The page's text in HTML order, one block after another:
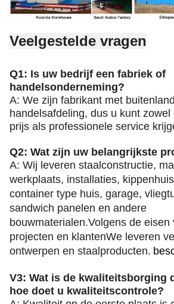
Veelgestelde vragen
Q1: Is uw bedrijf een fabriek of
handelsonderneming?
A: We zijn fabrikant met
handelsafdeling, dus u kunt
prijs als professionele service
Q2: Wat zijn uw belangrijkste
A: Wij leveren staalconstructie,
werkplaats, installaties,
container type huis, garage,
sandwich panelen en andere
bouwmaterialen.Volgens de
projecten en klantenWe leveren
ontwerpen en staalproducten.
V3: Wat is de kwaliteitsborging
hoe doet u kwaliteitscontrole?